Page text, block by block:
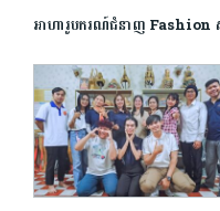
អាហារូបករណ៍ជំនាញ Fashion សិ